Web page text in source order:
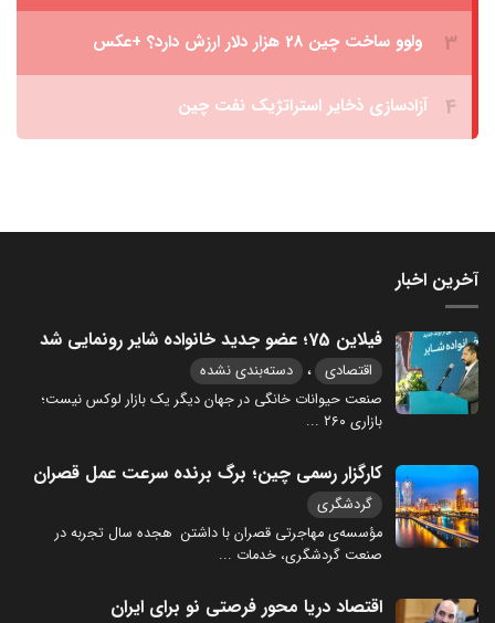
آخرین اخبار
فیلاین 75؛ عضو جدید خانواده شایر رونمایی شد
اقتصادی ، دسته‌بندی نشده
صنعت حیوانات خانگی در جهان دیگر یک بازار لوکس نیست؛
بازاری ۲۶۰
...
کارگزار رسمی چین؛ برگ برنده سرعت عمل قصران
گردشگری
مؤسسه‌ی مهاجرتی قصران با داشتن هجده سال تجربه در
صنعت گردشگری، خدمات ...
اقتصاد دریا محور فرصتی نو برای ایران